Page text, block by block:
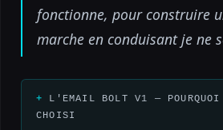
fonctionne, pour construire
marche en conduisant je ne
L'EMAIL BOLT V1 — POURQUOI
CHOISI